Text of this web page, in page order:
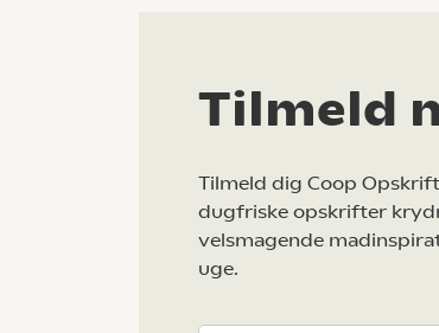
Tilmeld
Tilmeld dig Coop
dugfriske opskrifter
velsmagende
uge.